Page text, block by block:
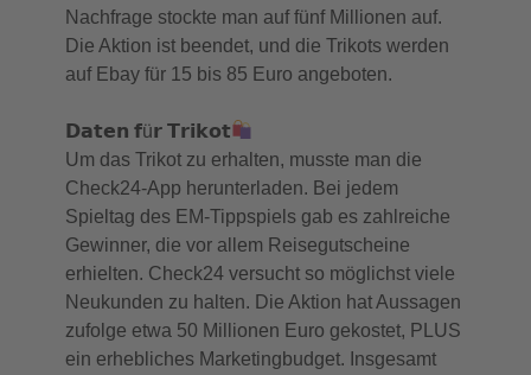
Nachfrage stockte man auf fünf Millionen auf.
Die Aktion ist beendet, und die Trikots werden
auf Ebay für 15 bis 85 Euro angeboten.
𝗗𝗮𝘁𝗲𝗻 𝗳ü𝗿 𝗧𝗿𝗶𝗸𝗼𝘁
Um das Trikot zu erhalten, musste man die
Check24-App herunterladen. Bei jedem
Spieltag des EM-Tippspiels gab es zahlreiche
Gewinner, die vor allem Reisegutscheine
erhielten. Check24 versucht so möglichst viele
Neukunden zu halten. Die Aktion hat Aussagen
zufolge etwa 50 Millionen Euro gekostet, PLUS
ein erhebliches Marketingbudget. Insgesamt